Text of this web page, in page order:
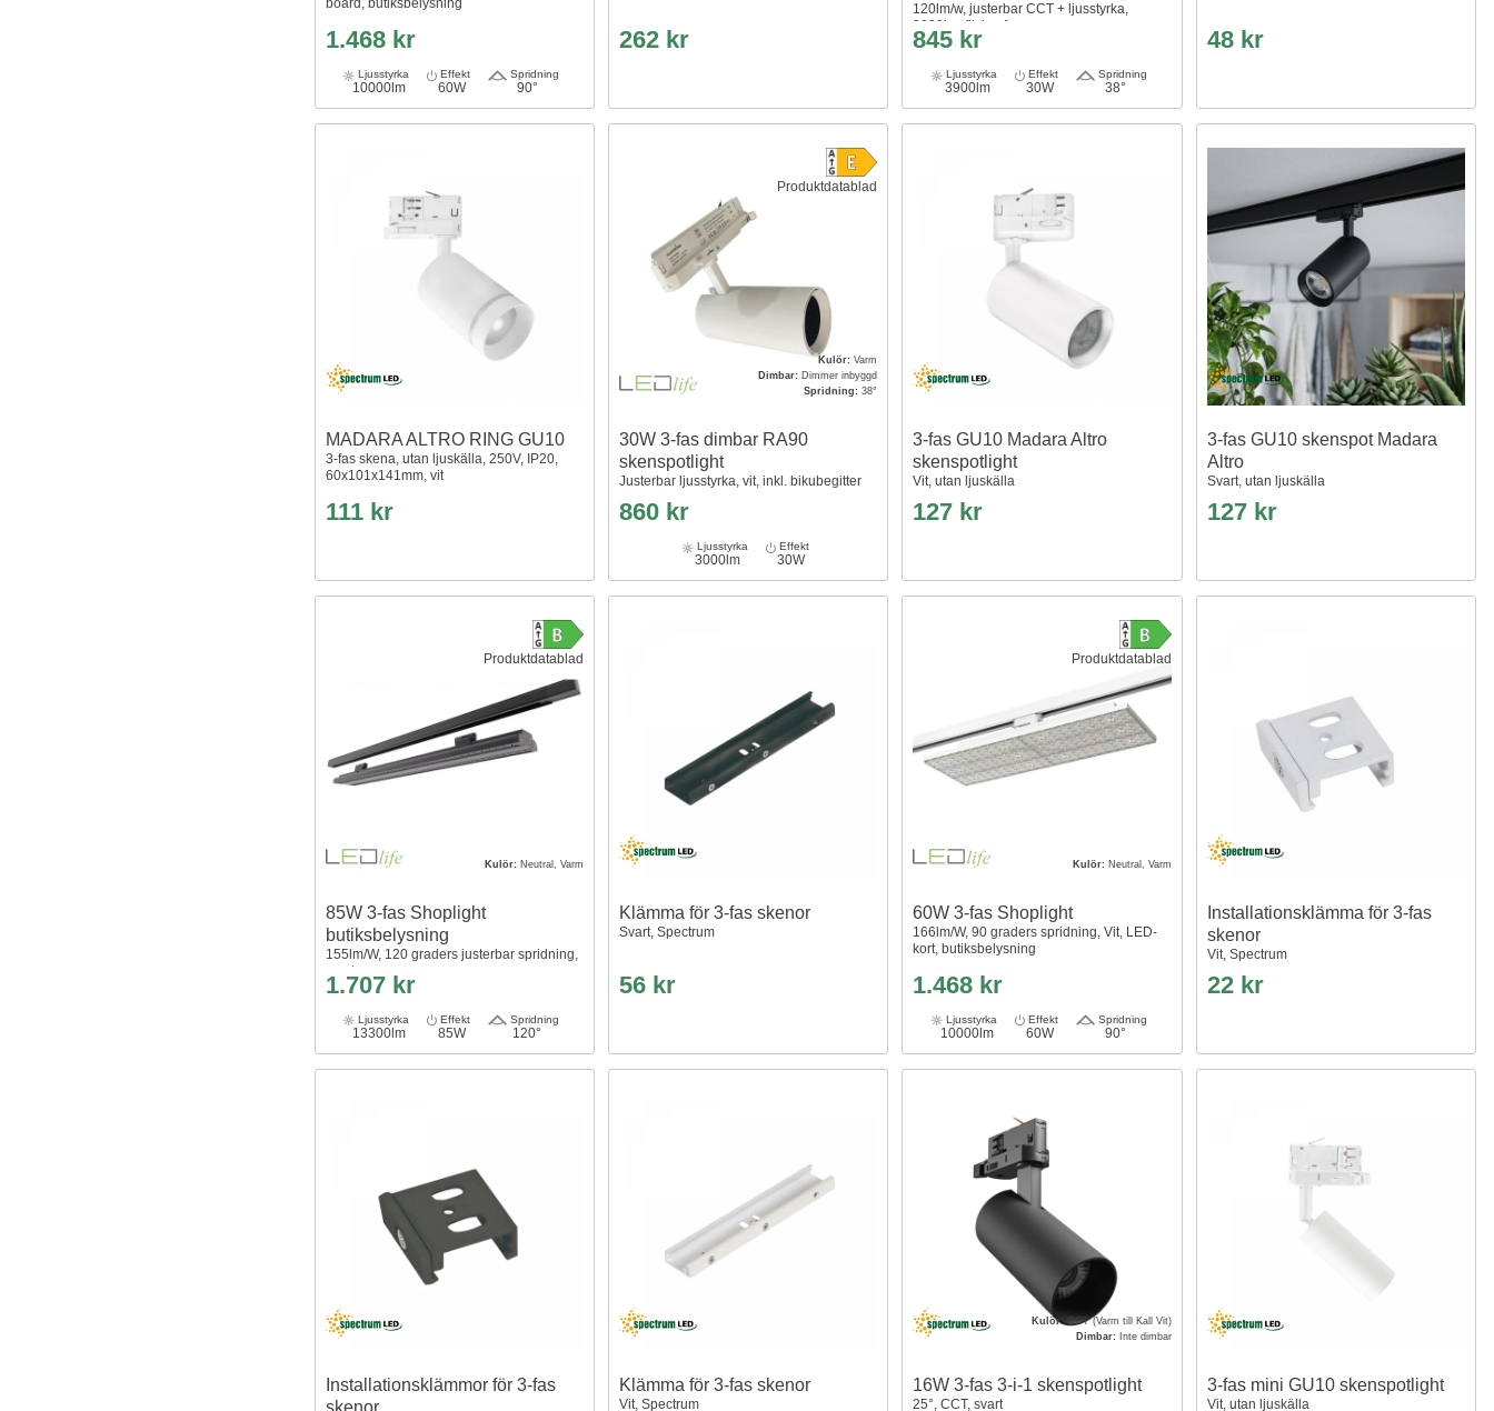
board, butiksbelysning
1.468 kr
Ljusstyrka
10000lm
Effekt
60W
Spridning
90°
262 kr
120lm/w, justerbar CCT + ljusstyrka,
3900lm, flicker free
845 kr
Ljusstyrka
3900lm
Effekt
30W
Spridning
38°
48 kr
MADARA ALTRO RING GU10
3-fas skena, utan ljuskälla, 250V, IP20,
60x101x141mm, vit
111 kr
Produktdatablad
Kulör:Varm
Dimbar: Dimmer inbyggd
Spridning:38°
30W 3-fas dimbar RA90
skenspotlight
Justerbar ljusstyrka, vit, inkl. bikubegitter
860 kr
Ljusstyrka
3000lm
Effekt
30W
3-fas GU10 Madara Altro
skenspotlight
Vit, utan ljuskälla
127 kr
3-fas GU10 skenspot Madara
Altro
Svart, utan ljuskälla
127 kr
Produktdatablad
Kulör:Neutral, Varm
85W 3-fas Shoplight
butiksbelysning
155lm/W, 120 graders justerbar spridning,
svart
1.707 kr
Ljusstyrka
13300lm
Effekt
85W
Spridning
120°
Klämma för 3-fas skenor
Svart, Spectrum
56 kr
Produktdatablad
Kulör: Neutral, Varm
60W 3-fas Shoplight
166lm/W, 90 graders spridning, Vit, LED-
kort, butiksbelysning
1.468 kr
Ljusstyrka
10000lm
Effekt
60W
Spridning
90°
Installationsklämma för 3-fas
skenor
Vit, Spectrum
22 kr
Installationsklämmor för 3-fas
skenor
Klämma för 3-fas skenor
Vit, Spectrum
Kulör:CCT (Varm till Kall Vit)
Dimbar: Inte dimbar
16W 3-fas 3-i-1 skenspotlight
25°, CCT, svart
3-fas mini GU10 skenspotlight
Vit, utan ljuskälla